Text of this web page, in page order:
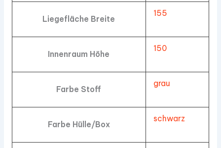
Liegefläche Breite
155
Innenraum Höhe
150
Farbe Stoff
grau
Farbe Hülle/Box
schwarz